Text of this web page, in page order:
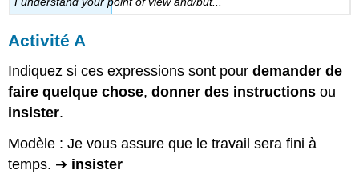
Activité A
Indiquez si ces expressions sont pourdemander de
faire quelque chose,donner des instructionsou
insister.
Modèle : Je vous assure que le travail sera fini à
temps. ➔ insister